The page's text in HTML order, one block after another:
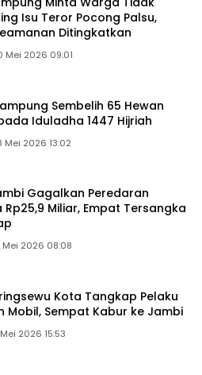
Isu Teror Pocong Palsu,
Ditingkatkan
Mei 2026 09:01
Sembelih 65 Hewan
Iduladha 1447 Hijriah
Mei 2026 13:02
Gagalkan Peredaran
Rp25,9 Miliar, Empat Tersangka
Mei 2026 08:08
Kota Tangkap Pelaku
Mobil, Sempat Kabur ke Jambi
Mei 2026 15:53